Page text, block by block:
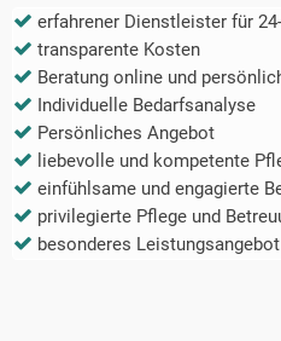
erfahrener Dienstleister für
transparente Kosten
Beratung online und
Individuelle Bedarfsanalyse
Persönliches Angebot
liebevolle und kompetente
einfühlsame und engagierte
privilegierte Pflege und
besonderes Leistungsangebot